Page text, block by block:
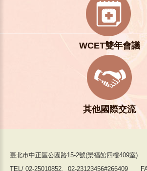
WCET雙年會議
其他國際交流
臺北市中正區公園路15-2號(景福館四樓409室)
TEL/ 02-25010852、02-23123456#266409